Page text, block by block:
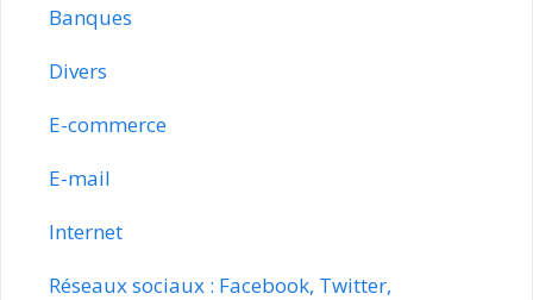
Banques
Divers
E-commerce
E-mail
Internet
Réseaux sociaux : Facebook, Twitter,